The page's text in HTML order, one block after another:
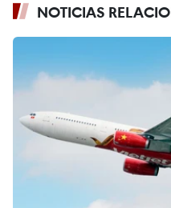
NOTICIAS